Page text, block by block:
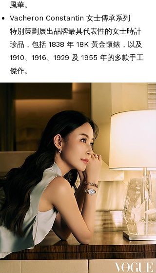
風華。
Vacheron Constantin 女士傳承系列
特別策劃展出品牌最具代表性的女士時計
珍品，包括 1838 年 18K 黃金懷錶，以及
1910、1916、1929 及 1955 年的多款手工
傑作。